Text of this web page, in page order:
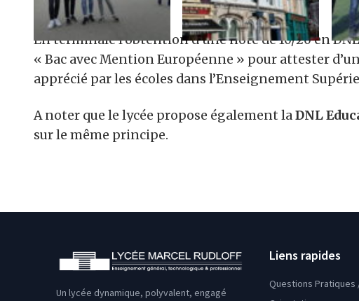
En terminale l’obtention d’une note de 10/20 en
« Bac avec Mention Européenne » pour attester
apprécié par les écoles dans l’Enseignement
A noter que le lycée propose également laDNL
sur le même principe.
Un lycée dynamique, polyvalent, engagé
Liens rapides
Questions Pratiques